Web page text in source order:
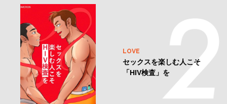
LOVE
セックスを楽しむ人こそ
「HIV検査」を